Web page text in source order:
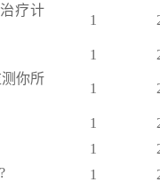
疗计
1
1
你所
1
1
1
1